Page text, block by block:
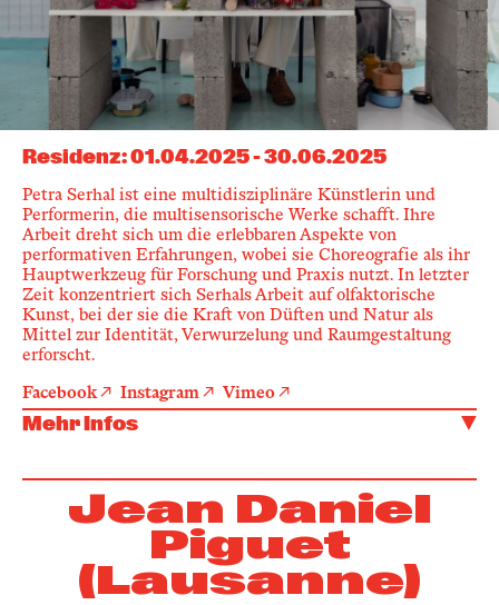
Residenz:01.04.2025-30.06.2025
Petra Serhal ist eine multidisziplinäre Künstlerin und
Performerin, die multisensorische Werke schafft. Ihre
Arbeit dreht sich um die erlebbaren Aspekte von
performativen Erfahrungen, wobei sie Choreografie als ihr
Hauptwerkzeug für Forschung und Praxis nutzt. In letzter
Zeit konzentriert sich Serhals Arbeit auf olfaktorische
Kunst, bei der sie die Kraft von Düften und Natur als
Mittel zur Identität, Verwurzelung und Raumgestaltung
erforscht.
Facebook Instagram Vimeo
Mehr Infos
Jean Daniel
Piguet
(Lausanne)